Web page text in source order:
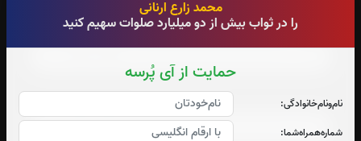
محمد زارع ارنانی
را در ثواب بیش از دو میلیارد صلوات سهیم کنید
حمایت از آی پُرسه
نام‌و‌نام‌خانوادگی:
شماره‌همراه‌شما:
صوت جزء شماره 1
صوت جزء شماره 2